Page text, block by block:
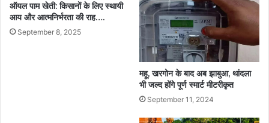
ऑयल पाम खेती: किसानों के लिए स्थायी
आय और आत्मनिर्भरता की राह….
September 8, 2025
महू, खरगोन के बाद अब झाबुआ, थांदला
भी जल्द होंगे पूर्ण स्मार्ट मीटरीकृत
September 11, 2024